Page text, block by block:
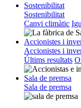
Sostenibilitat
Sostenibilitat
Canvi climàtic
Accionistes i
Accionistes i
Últims resultats
Sala de premsa
Sala de premsa